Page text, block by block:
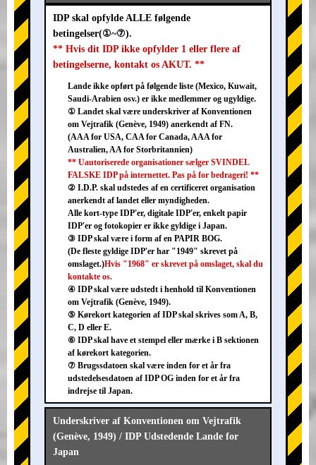
IDP skal opfylde ALLE følgende
betingelser(①~⑦).
** Hvis dit IDP ikke opfylder 1 eller flere af
betingelserne, kontakt os AKUT. **
Lande ikke opført på følgende liste (Mexico, Kuwait,
Saudi-Arabien osv.) er ikke medlemmer og ugyldige.
① Landet skal være underskriver af Konventionen
om Vejtrafik (Genève, 1949) anerkendt af FN.
(AAA for USA, CAA for Canada, AAA for
Australien, AA for Storbritannien)
** Uautoriserede organisationer sælger SVINDEL
FALSKE IDP på internettet. Pas på for bedrageri! **
② I.D.P. skal udstedes af en certificeret organisation
anerkendt af landet eller myndigheden.
Alle kort-type IDP'er, digitale IDP'er, enkelt papir
IDP'er og fotokopier er ikke gyldige i Japan.
③ IDP skal være i form af en PAPIR BOG.
(De fleste gyldige IDP'er har "1949" skrevet på
omslaget.)Hvis "1968" er skrevet på omslaget, skal du
kontakte os.
④ IDP skal være udstedt i henhold til Konventionen
om Vejtrafik (Genève, 1949).
⑤ Kørekort kategorien af IDP skal skrives som A, B,
C, D eller E.
⑥ IDP skal have et stempel eller mærke i B sektionen
af kørekort kategorien.
⑦ Brugssdatoen skal være inden for et år fra
udstedelsesdatoen af IDP OG inden for et år fra
indrejse til Japan.
Underskriver af Konventionen om Vejtrafik
(Genève, 1949) / IDP Udstedende Lande for
Japan